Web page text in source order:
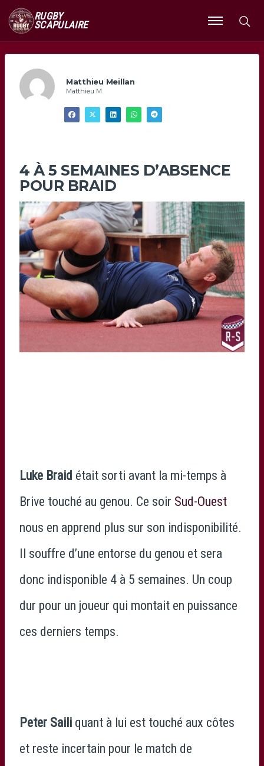
RUGBY
SCAPULAIRE
Ouvrir
le
Matthieu Meillan
Matthieu M
4 À 5 SEMAINES D’ABSENCE
POUR BRAID
Luke Braid était sorti avant la mi-temps à
Brive touché au genou. Ce soir Sud-Ouest
nous en apprend plus sur son indisponibilité.
Il souffre d’une entorse du genou et sera
donc indisponible 4 à 5 semaines. Un coup
dur pour un joueur qui montait en puissance
ces derniers temps.
Peter Saili quant à lui est touché aux côtes
et reste incertain pour le match de